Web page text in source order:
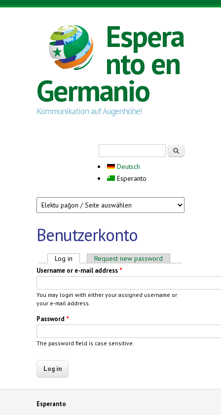
Skip to main content
Espera
nto en
Germanio
Kommunikation auf Augenhöhe!
Deutsch
Esperanto
Benutzerkonto
Primary tabs
Log in (active tab)Request new password
Username or e-mail address *
You may login with either your assigned username or
your e-mail address.
Password *
The password field is case sensitive.
Esperanto